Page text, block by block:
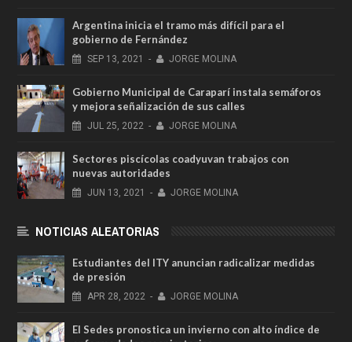
Argentina inicia el tramo más difícil para el
gobierno de Fernández
SEP 13, 2021 - JORGE MOLINA
Gobierno Municipal de Caraparí instala semáforos
y mejora señalización de sus calles
JUL 25, 2022 - JORGE MOLINA
Sectores piscícolas coadyuvan trabajos con
nuevas autoridades
JUN 13, 2021 - JORGE MOLINA
NOTICIAS ALEATORIAS
Estudiantes del ITY anuncian radicalizar medidas
de presión
APR 28, 2022 - JORGE MOLINA
El Sedes pronostica un invierno con alto índice de